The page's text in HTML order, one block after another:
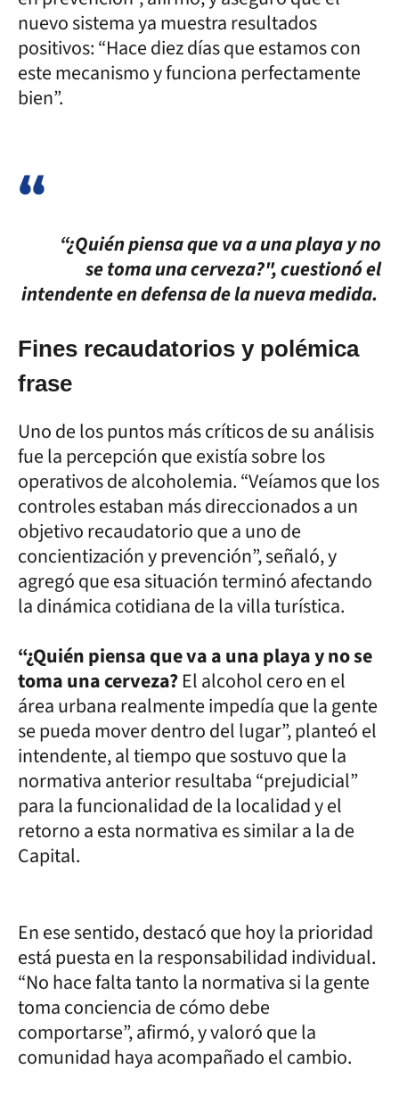
nuevo sistema ya muestra resultados
positivos: “Hace diez días que estamos con
este mecanismo y funciona perfectamente
bien”.
“¿Quién piensa que va a una playa y no
se toma una cerveza?", cuestionó el
intendente en defensa de la nueva medida.
Fines recaudatorios y polémica
frase
Uno de los puntos más críticos de su análisis
fue la percepción que existía sobre los
operativos de alcoholemia. “Veíamos que los
controles estaban más direccionados a un
objetivo recaudatorio que a uno de
concientización y prevención”, señaló, y
agregó que esa situación terminó afectando
la dinámica cotidiana de la villa turística.
“¿Quién piensa que va a una playa y no se
toma una cerveza?El alcohol cero en el
área urbana realmente impedía que la gente
se pueda mover dentro del lugar”, planteó el
intendente, al tiempo que sostuvo que la
normativa anterior resultaba “prejudicial”
para la funcionalidad de la localidad y el
retorno a esta normativa es similar a la de
Capital.
En ese sentido, destacó que hoy la prioridad
está puesta en la responsabilidad individual.
“No hace falta tanto la normativa si la gente
toma conciencia de cómo debe
comportarse”, afirmó, y valoró que la
comunidad haya acompañado el cambio.